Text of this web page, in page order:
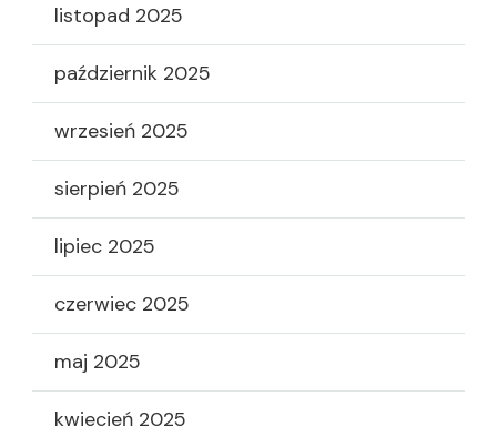
listopad 2025
październik 2025
wrzesień 2025
sierpień 2025
lipiec 2025
czerwiec 2025
maj 2025
kwiecień 2025